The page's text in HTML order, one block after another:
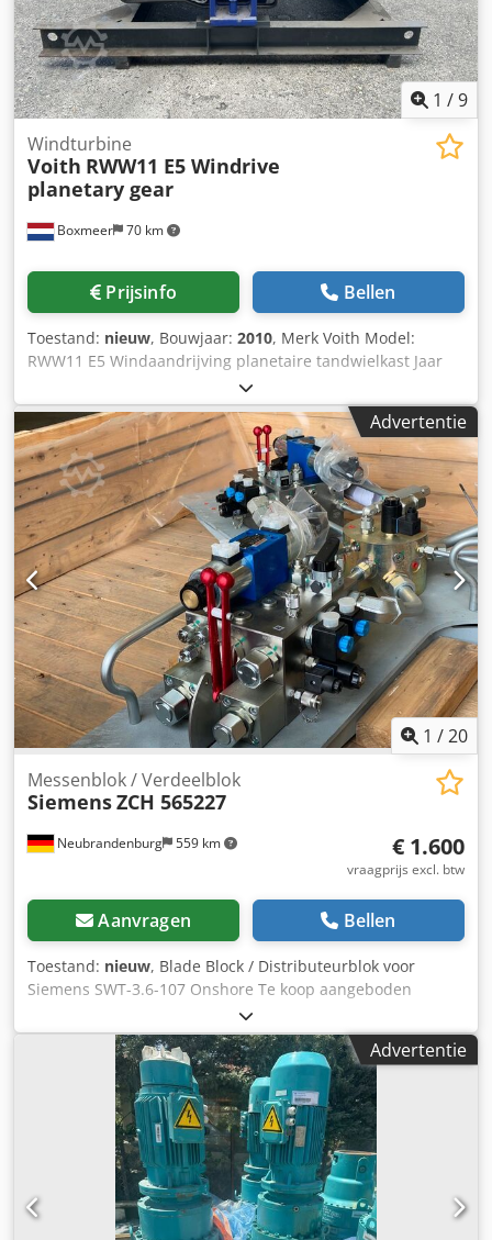
1 /9
Boxmeer 70 km
Windturbine
Voith RWW11 E5 Windrive
planetary gear
Prijsinfo Bellen
Toestand: nieuw, Bouwjaar: 2010, Merk Voith Model:
RWW11 E5 Windaandrijving planetaire tandwielkast Jaar
van fabricage: 2010, Ongebruikt Afmetingen LxBxH (mm)
2400 x 1450 x 1700 Gewicht (kg) ca 6900 Totale hoeveelheid
op voorraad 3 Land van herkomst Duitsland Dodpfxstub
Dzj Al Tokr Opmerkingen Ongebruikte mindmill planetaire
tandwielkast, 3400 Kw voeding nodig, n1: 476 rpm / n2:
1500 rpm
Advertentie
1 /20
Neubrandenburg 559 km
Messenblok / Verdeelblok
SiemensZCH 565227
€ 1.600
vraagprijs excl. btw
Aanvragen Bellen
Toestand: nieuw, Blade Block / Distributeurblok voor
Siemens SWT-3.6-107 Onshore Te koop aangeboden
worden vier nieuwe, ongebruikte Siemens Blade Blocks /
Distributeurblokken, type ZCH 565227, geschikt voor
Siemens onshore windturbines in het vermogensbereik
van 2–4 MW, waaronder de SWT-3.6-107. De Siemens ZCH
565227 is een centraal hydraulisch module van het
pitchsysteem en verantwoordelijk voor de nauwkeurige en
snelle versteling van de bladhoek van de rotorbladen.
Daarmee is deze assemblage een veiligheids- en
prestatiekritisch sleutelonderdeel dat aanzienlijk bijdraagt
aan opbrengstoptimalisatie, lastregeling en
Advertentie